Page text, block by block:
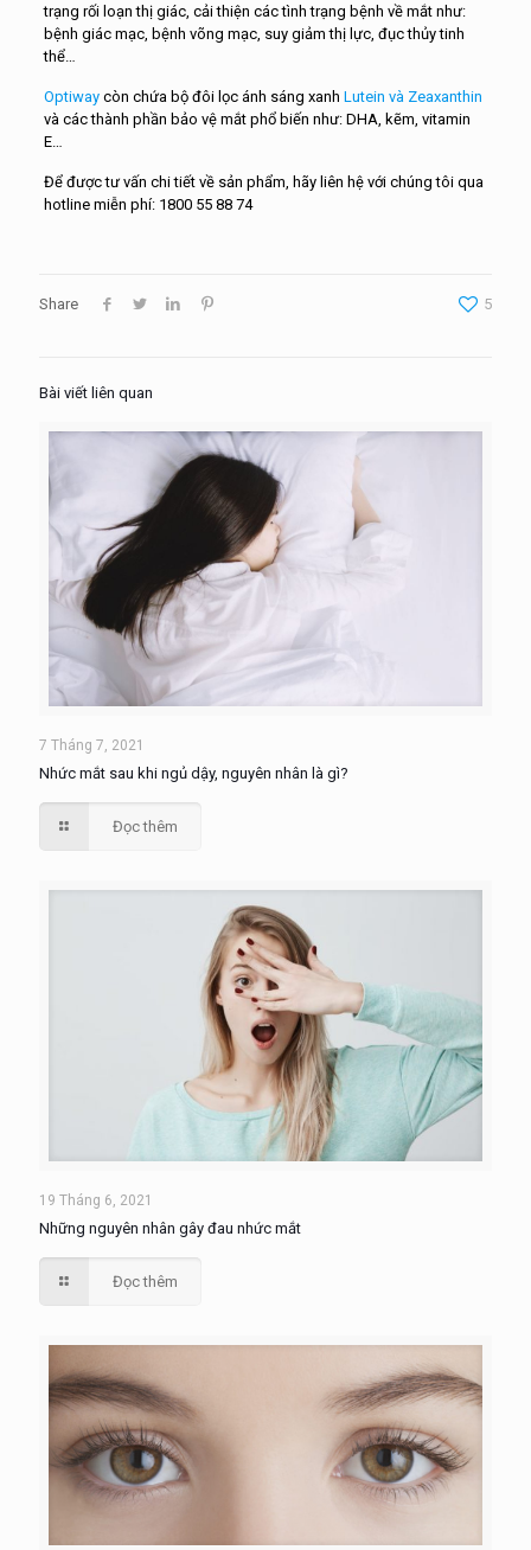
trạng rối loạn thị giác, cải thiện các tình trạng bệnh về mắt như:
bệnh giác mạc, bệnh võng mạc, suy giảm thị lực, đục thủy tinh
thể…
Optiway còn chứa bộ đôi lọc ánh sáng xanh Lutein và Zeaxanthin
và các thành phần bảo vệ mắt phổ biến như: DHA, kẽm, vitamin
E…
Để được tư vấn chi tiết về sản phẩm, hãy liên hệ với chúng tôi qua
hotline miễn phí: 1800 55 88 74
Share 5
Bài viết liên quan
7 Tháng 7, 2021
Nhức mắt sau khi ngủ dậy, nguyên nhân là gì?
Đọc thêm
19 Tháng 6, 2021
Những nguyên nhân gây đau nhức mắt
Đọc thêm